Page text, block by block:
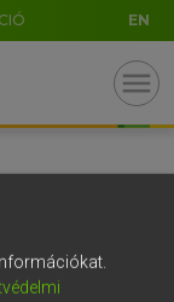
EN
menu
AltGr